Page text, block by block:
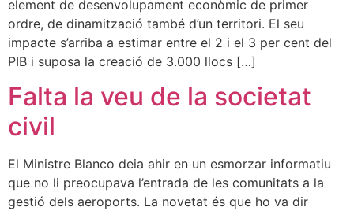
element de desenvolupament econòmic de primer
ordre, de dinamització també d’un territori. El seu
impacte s’arriba a estimar entre el 2 i el 3 per cent del
PIB i suposa la creació de 3.000 llocs […]
Falta la veu de la societat
civil
El Ministre Blanco deia ahir en un esmorzar informatiu
que no li preocupava l’entrada de les comunitats a la
gestió dels aeroports. La novetat és que ho va dir